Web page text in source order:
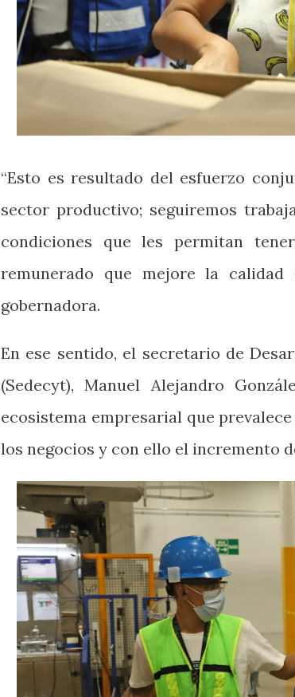
“Esto es resultado del esfuerzo
sector productivo; seguiremos
condiciones que les permitan
remunerado que mejore la
gobernadora.
En ese sentido, el secretario de
(Sedecyt), Manuel Alejandro
ecosistema empresarial que
los negocios y con ello el incremento